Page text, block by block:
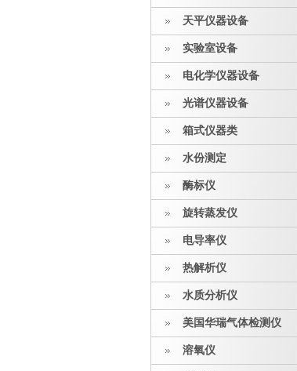
天平仪器设备
实验室设备
电化学仪器设备
光谱仪器设备
箱式仪器类
水份测定
酶标仪
旋转蒸发仪
电导率仪
热解析仪
水质分析仪
美国华瑞气体检测仪
溶氧仪